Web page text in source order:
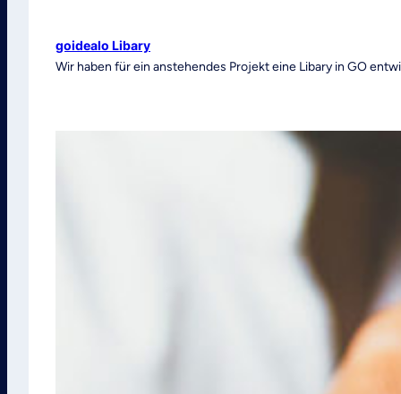
goidealo Libary
Wir haben für ein anstehendes Projekt eine Libary in GO